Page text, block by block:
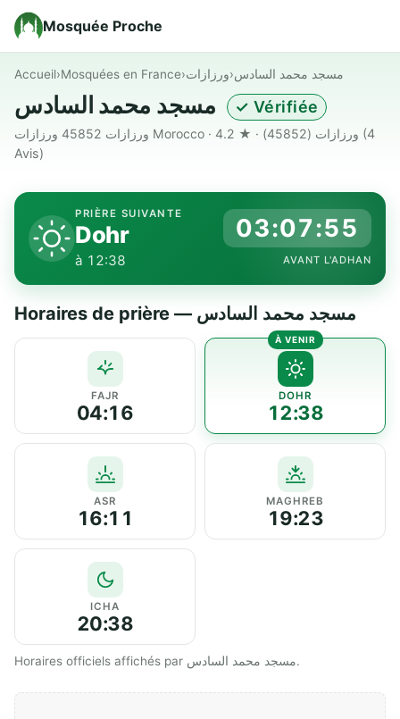
Mosquée Proche
Accueil›Mosquées en France›ورزازات›مسجد محمد السادس
✓ Vérifiée
(4
Avis)
PRIÈRE SUIVANTE
Dohr
à 12:38
03:07:54
AVANT L'ADHAN
Horaires de prière — مسجد محمد السادس
FAJR
04:16
DOHR
12:38
ASR
16:11
MAGHREB
19:23
ICHA
20:38
Horaires officiels affichés par مسجد محمد السادس.